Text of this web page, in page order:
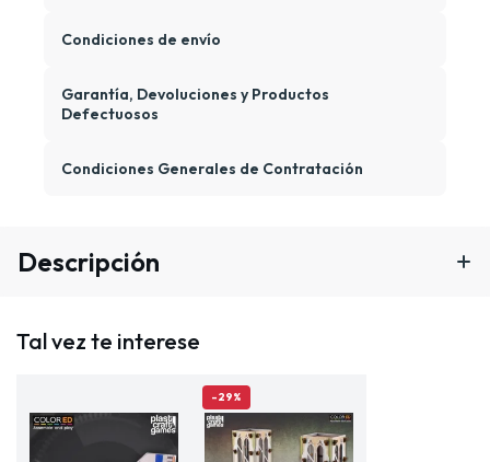
Condiciones de envío
Garantía, Devoluciones y Productos
Defectuosos
Condiciones Generales de Contratación
Descripción
Tal vez te interese
-29%